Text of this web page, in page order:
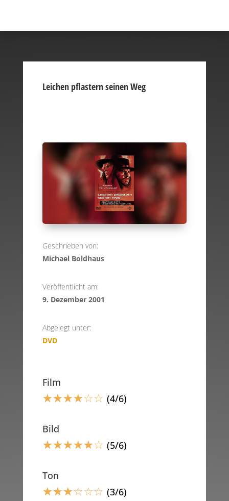
Leichen pflastern seinen Weg
Geschrieben von:
Michael Boldhaus
Veröffentlicht am:
9. Dezember 2001
Abgelegt unter:
DVD
Film
☆☆☆☆☆☆ (4/6)
Bild
☆☆☆☆☆☆ (5/6)
Ton
☆☆☆☆☆☆ (3/6)